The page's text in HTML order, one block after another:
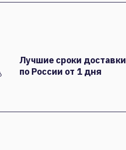
Лучшие сроки доставки
по России от 1 дня